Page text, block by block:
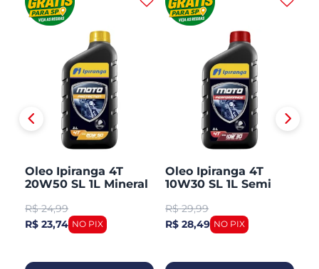
Oleo Ipiranga 4T
20W50 SL 1L Mineral
R$ 24,99
R$ 23,74
Oleo Ipiranga 4T
10W30 SL 1L Semi
R$ 29,99
R$ 28,49